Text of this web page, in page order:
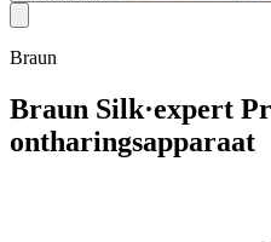
Braun
Braun Silk·expert
ontharingsapparaat